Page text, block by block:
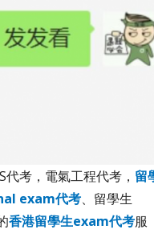
代考，電氣工程代考， 留
exam代考、留學生
香港留學生exam代考服